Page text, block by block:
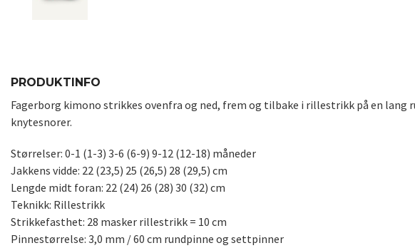
PRODUKTINFO
Fagerborg kimono strikkes ovenfra og ned, frem og tilbake i rillestrikk på en
knytesnorer.
Størrelser: 0-1 (1-3) 3-6 (6-9) 9-12 (12-18) måneder
Jakkens vidde: 22 (23,5) 25 (26,5) 28 (29,5) cm
Lengde midt foran: 22 (24) 26 (28) 30 (32) cm
Teknikk: Rillestrikk
Strikkefasthet: 28 masker rillestrikk = 10 cm
Pinnestørrelse: 3,0 mm / 60 cm rundpinne og settpinner